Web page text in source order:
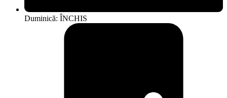
Duminică: ÎNCHIS